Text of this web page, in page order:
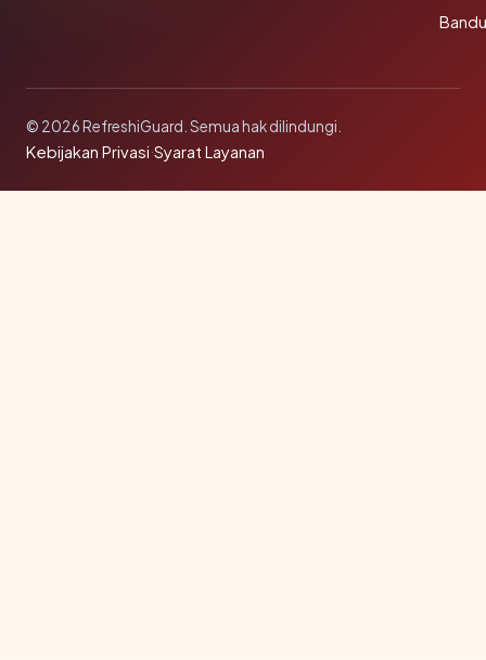
© 2026 RefreshiGuard. Semua hak dilindungi.
Kebijakan Privasi·Syarat Layanan